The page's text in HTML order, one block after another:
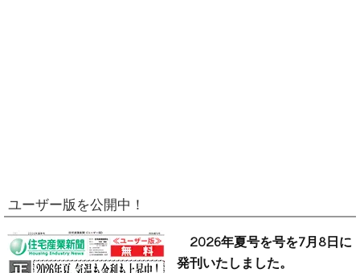
ユーザー版を公開中！
2026年夏号を号を7月8日に
発刊いたしました。